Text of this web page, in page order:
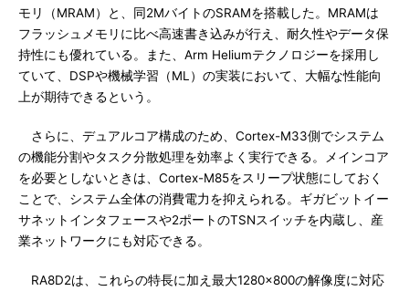
モリ（MRAM）と、同2MバイトのSRAMを搭載した。MRAMは
フラッシュメモリに比べ高速書き込みが行え、耐久性やデータ保
持性にも優れている。また、Arm Heliumテクノロジーを採用し
ていて、DSPや機械学習（ML）の実装において、大幅な性能向
上が期待できるという。
さらに、デュアルコア構成のため、Cortex-M33側でシステム
の機能分割やタスク分散処理を効率よく実行できる。メインコア
を必要としないときは、Cortex-M85をスリープ状態にしておく
ことで、システム全体の消費電力を抑えられる。ギガビットイー
サネットインタフェースや2ポートのTSNスイッチを内蔵し、産
業ネットワークにも対応できる。
RA8D2は、これらの特長に加え最大1280×800の解像度に対応